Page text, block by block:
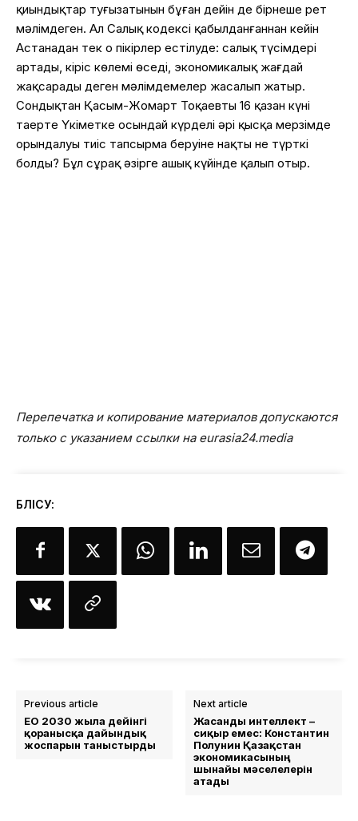
қиындықтар туғызатынын бұған дейін де бірнеше рет
мәлімдеген. Ал Салық кодексі қабылданғаннан кейін
Астанадан тек оң пікірлер естілуде: салық түсімдері
артады, кіріс көлемі өседі, экономикалық жағдай
жақсарады деген мәлімдемелер жасалып жатыр.
Сондықтан Қасым-Жомарт Тоқаевтың 16 қазан күні
таңертең Үкіметке осындай күрделі әрі қысқа мерзімде
орындалуы тиіс тапсырма беруіне нақты не түрткі
болды? Бұл сұрақ әзірге ашық күйінде қалып отыр.
Перепечатка и копирование материалов допускаются
только с указанием ссылки на eurasia24.media
БӨЛІСУ:
Previous article
ЕО 2030 жылға дейінгі
қорғанысқа дайындық
жоспарын таныстырды
Next article
Жасанды интеллект –
сиқыр емес: Константин
Полунин Қазақстан
экономикасының
шынайы мәселелерін
атады